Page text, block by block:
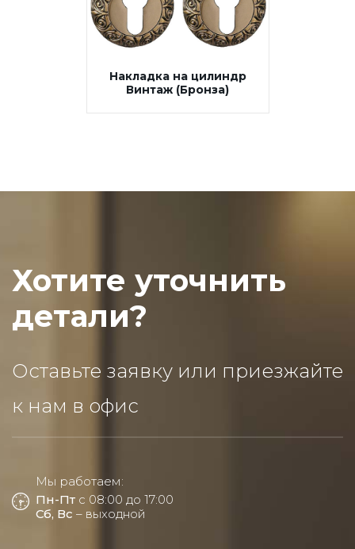
Накладка на цилиндр
Винтаж (Бронза)
Хотите уточнить
детали?
Оставьте заявку или приезжайте
к нам в офис
Мы работаем:
Пн-Пт с 08:00 до 17:00
Сб, Вс – выходной